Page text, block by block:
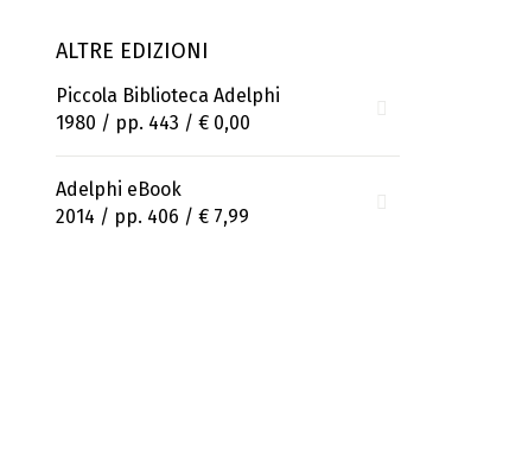
ALTRE EDIZIONI
Piccola Biblioteca Adelphi
1980 / pp. 443 / € 0,00
Adelphi eBook
2014 / pp. 406 / € 7,99